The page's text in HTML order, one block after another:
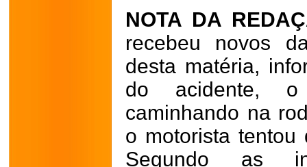
NOTA DA
recebeu novos
desta matéria,
do acidente,
caminhando na
o motorista tentou
Segundo as